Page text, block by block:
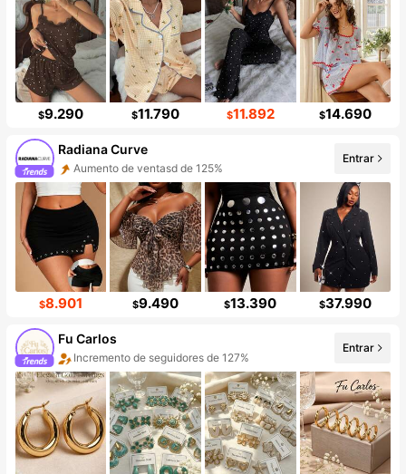
$9.290 $11.790 $11.892 $14.690
Radiana Curve
Aumento de ventasd de 125%
Incremento de seguidores de 453%
Entrar
$8.901 $9.490 $13.390 $37.990
Fu Carlos
Incremento de seguidores de 127%
Entrar